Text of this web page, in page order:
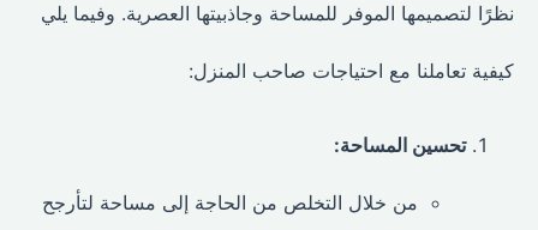
نظرًا لتصميمها الموفر للمساحة وجاذبيتها العصرية. وفيما يلي
كيفية تعاملنا مع احتياجات صاحب المنزل:
تحسين المساحة:
من خلال التخلص من الحاجة إلى مساحة لتأرجح